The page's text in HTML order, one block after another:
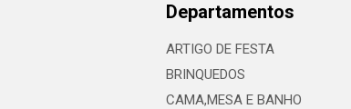
Departamentos
ARTIGO DE FESTA
BRINQUEDOS
CAMA,MESA E BANHO